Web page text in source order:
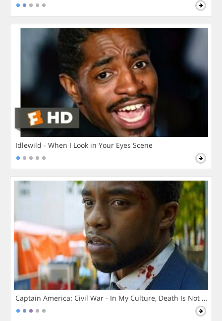
Idlewild - When I Look in Your Eyes Scene
Captain America: Civil War - In My Culture, Death Is Not The